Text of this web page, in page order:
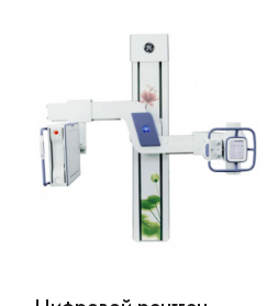
учреждений
В нашем интернет-
консультацию по выбору
Мы поможем подобрать
медицинского
информации звоните